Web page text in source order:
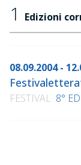
1 Edizioni
08.09.2004 -
FESTIVAL 8°